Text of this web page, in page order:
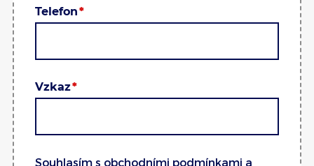
Telefon
Vzkaz
Souhlasím s obchodními podmínkami a